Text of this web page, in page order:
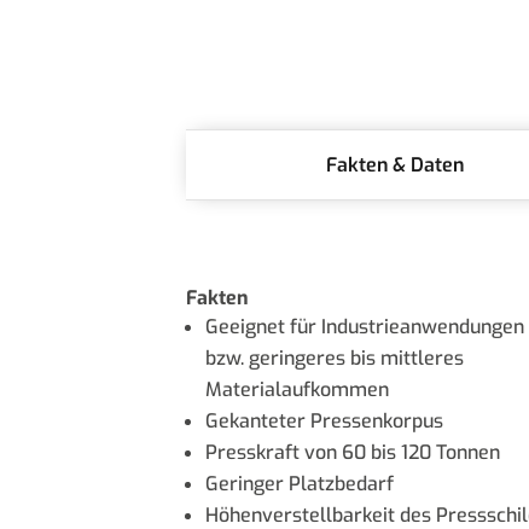
Fakten & Daten
Fakten
Geeignet für Industrieanwendungen
bzw. geringeres bis mittleres
Materialaufkommen
Gekanteter Pressenkorpus
Presskraft von 60 bis 120 Tonnen
Geringer Platzbedarf
Höhenverstellbarkeit des